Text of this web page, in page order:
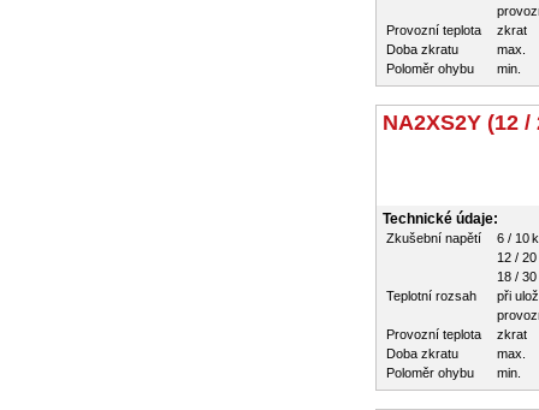
Provozní teplota
zkrat
Doba zkratu
max.
Poloměr ohybu
min.
NA2XS2Y (12 /
Technické údaje:
Zkušební napětí
6 / 10
12 / 20
18 / 30
Teplotní rozsah
při
Provozní teplota
zkrat
Doba zkratu
max.
Poloměr ohybu
min.